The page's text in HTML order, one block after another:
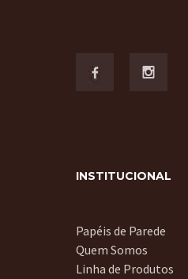
INSTITUCIONAL
Papéis de Parede
Quem Somos
Linha de Produtos